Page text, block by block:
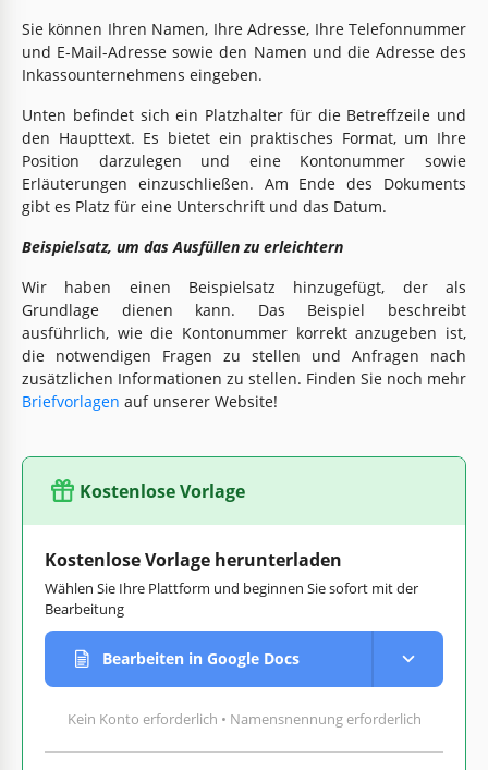
Sie können Ihren Namen, Ihre Adresse, Ihre Telefonnummer
und E-Mail-Adresse sowie den Namen und die Adresse des
Inkassounternehmens eingeben.
Unten befindet sich ein Platzhalter für die Betreffzeile und
den Haupttext. Es bietet ein praktisches Format, um Ihre
Position darzulegen und eine Kontonummer sowie
Erläuterungen einzuschließen. Am Ende des Dokuments
gibt es Platz für eine Unterschrift und das Datum.
Beispielsatz, um das Ausfüllen zu erleichtern
Wir haben einen Beispielsatz hinzugefügt, der als
Grundlage dienen kann. Das Beispiel beschreibt
ausführlich, wie die Kontonummer korrekt anzugeben ist,
die notwendigen Fragen zu stellen und Anfragen nach
zusätzlichen Informationen zu stellen. Finden Sie noch mehr
Briefvorlagen auf unserer Website!
Kostenlose Vorlage
Kostenlose Vorlage herunterladen
Wählen Sie Ihre Plattform und beginnen Sie sofort mit der
Bearbeitung
Bearbeiten in Google Docs
Kein Konto erforderlich • Namensnennung erforderlich